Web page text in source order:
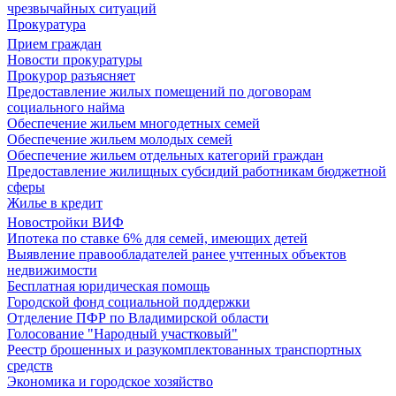
чрезвычайных ситуаций
Прокуратура
Прием граждан
Новости прокуратуры
Прокурор разъясняет
Предоставление жилых помещений по договорам
социального найма
Обеспечение жильем многодетных семей
Обеспечение жильем молодых семей
Обеспечение жильем отдельных категорий граждан
Предоставление жилищных субсидий работникам бюджетной
сферы
Жилье в кредит
Новостройки ВИФ
Ипотека по ставке 6% для семей, имеющих детей
Выявление правообладателей ранее учтенных объектов
недвижимости
Бесплатная юридическая помощь
Городской фонд социальной поддержки
Отделение ПФР по Владимирской области
Голосование "Народный участковый"
Реестр брошенных и разукомплектованных транспортных
средств
Экономика и городское хозяйство